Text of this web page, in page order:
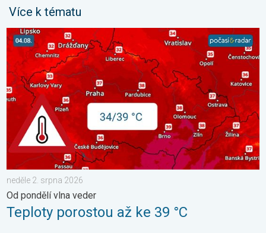
Více k tématu
Teploty porostou až ke 39 °C. Od pondělí vlna veder. . .
neděle 2. srpna 2026
Od pondělí vlna veder
Teploty porostou až ke 39 °C